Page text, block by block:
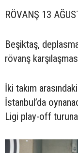
RÖVANŞ 13
Beşiktaş,
rövanş
İki takım
İstanbul’da
Ligi play-off